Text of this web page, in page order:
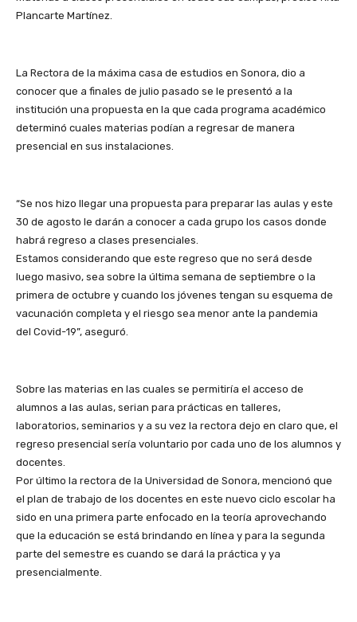
Plancarte Martínez.
La Rectora de la máxima casa de estudios en Sonora, dio a
conocer que a finales de julio pasado se le presentó a la
institución una propuesta en la que cada programa académico
determinó cuales materias podían a regresar de manera
presencial en sus instalaciones.
“Se nos hizo llegar una propuesta para preparar las aulas y este
30 de agosto le darán a conocer a cada grupo los casos donde
habrá regreso a clases presenciales.
Estamos considerando que este regreso que no será desde
luego masivo, sea sobre la última semana de septiembre o la
primera de octubre y cuando los jóvenes tengan su esquema de
vacunación completa y el riesgo sea menor ante la pandemia
del Covid-19”, aseguró.
Sobre las materias en las cuales se permitiría el acceso de
alumnos a las aulas, serian para prácticas en talleres,
laboratorios, seminarios y a su vez la rectora dejo en claro que, el
regreso presencial sería voluntario por cada uno de los alumnos y
docentes.
Por último la rectora de la Universidad de Sonora, mencionó que
el plan de trabajo de los docentes en este nuevo ciclo escolar ha
sido en una primera parte enfocado en la teoría aprovechando
que la educación se está brindando en línea y para la segunda
parte del semestre es cuando se dará la práctica y ya
presencialmente.